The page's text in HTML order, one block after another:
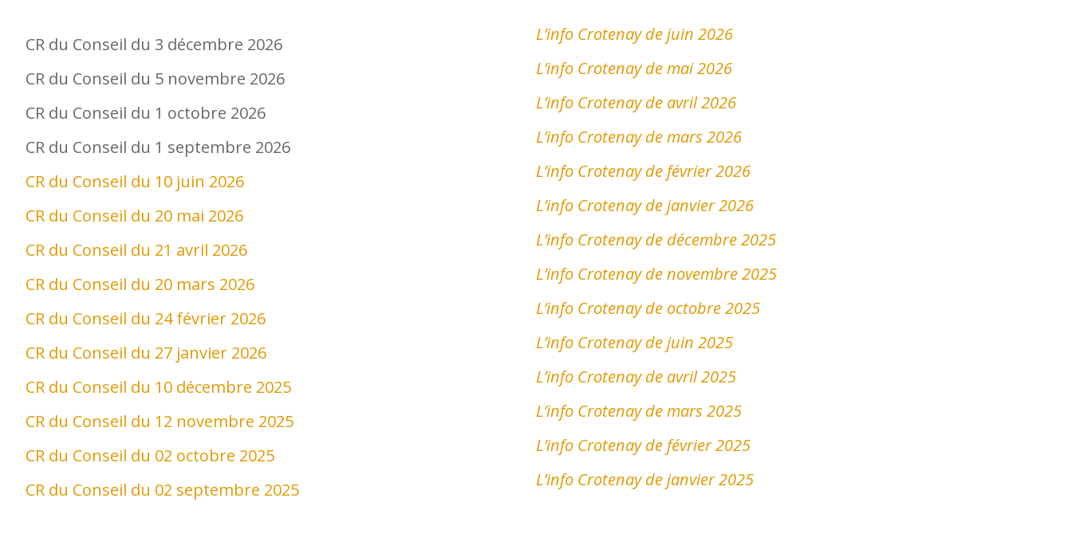
CR du Conseil du 3 décembre 2026
CR du Conseil du 5 novembre 2026
CR du Conseil du 1 octobre 2026
CR du Conseil du 1 septembre 2026
CR du Conseil du 10 juin 2026
CR du Conseil du 20 mai 2026
CR du Conseil du 21 avril 2026
CR du Conseil du 20 mars 2026
CR du Conseil du 24 février 2026
CR du Conseil du 27 janvier 2026
CR du Conseil du 10 décembre 2025
CR du Conseil du 12 novembre 2025
CR du Conseil du 02 octobre 2025
CR du Conseil du 02 septembre 2025
L’info Crotenay de juin 2026
L’info Crotenay de mai 2026
L’info Crotenay de avril 2026
L’info Crotenay de mars 2026
L’info Crotenay de février 2026
L’info Crotenay de janvier 2026
L’info Crotenay de décembre 2025
L’info Crotenay de novembre 2025
L’info Crotenay de octobre 2025
L’info Crotenay de juin 2025
L’info Crotenay de avril 2025
L’info Crotenay de mars 2025
L’info Crotenay de février 2025
L’info Crotenay de janvier 2025